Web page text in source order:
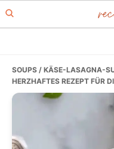
Skip
to
Skip
to
Skip
to
SOUPS / KÄSE-LASAGNA-
HERZHAFTES REZEPT FÜR